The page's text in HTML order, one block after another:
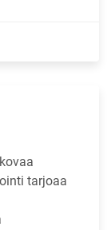
tarjoaa